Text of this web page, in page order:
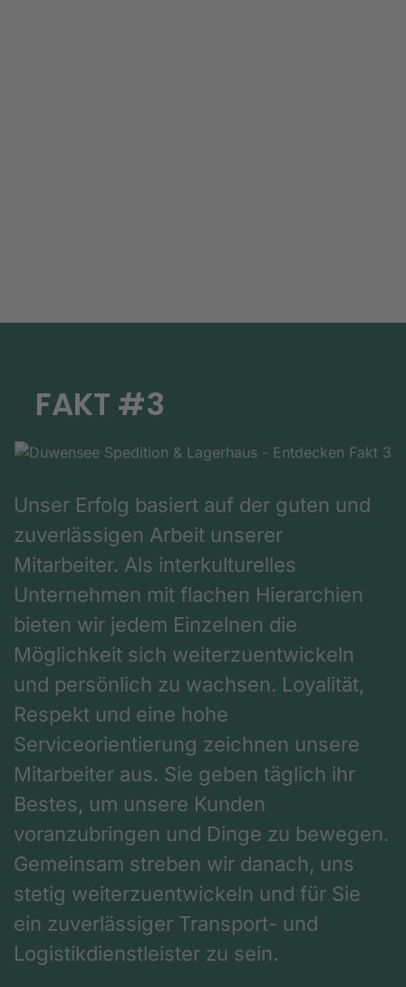
FAKT #3
Unser Erfolg basiert auf der guten und
zuverlässigen Arbeit unserer
Mitarbeiter. Als interkulturelles
Unternehmen mit flachen Hierarchien
bieten wir jedem Einzelnen die
Möglichkeit sich weiterzuentwickeln
und persönlich zu wachsen. Loyalität,
Respekt und eine hohe
Serviceorientierung zeichnen unsere
Mitarbeiter aus. Sie geben täglich ihr
Bestes, um unsere Kunden
voranzubringen und Dinge zu bewegen.
Gemeinsam streben wir danach, uns
stetig weiterzuentwickeln und für Sie
ein zuverlässiger Transport- und
Logistikdienstleister zu sein.